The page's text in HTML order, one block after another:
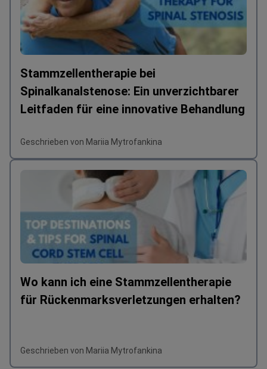
Stammzellentherapie bei
Spinalkanalstenose: Ein unverzichtbarer
Leitfaden für eine innovative Behandlung
Geschrieben von Mariia Mytrofankina
Wo kann ich eine Stammzellentherapie
für Rückenmarksverletzungen erhalten?
Geschrieben von Mariia Mytrofankina